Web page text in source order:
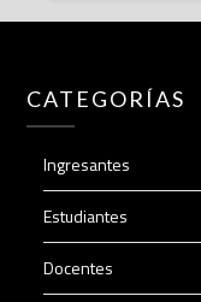
CATEGORÍAS
Ingresantes
Estudiantes
Docentes